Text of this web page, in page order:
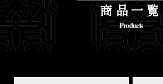
商品一覧
Products